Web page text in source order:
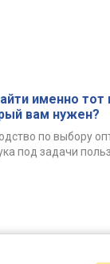
именно тот
вам нужен?
по выбору
под задачи